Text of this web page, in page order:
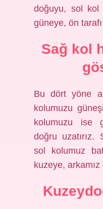
doğuyu, sol kol
güneye, ön
Sağ kol
Bu dört yöne
kolumuzu
kolumuzu ise
doğru uzatırız.
sol kolumuz
kuzeye,